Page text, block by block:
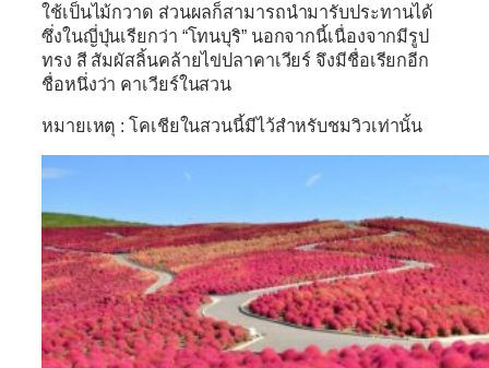
ใช้เป็นไม้กวาด ส่วนผลก็สามารถนำมารับประทานได้
ซึ่งในญี่ปุ่นเรียกว่า “โทนบุริ” นอกจากนี้เนื่องจากมีรูป
ทรง สี สัมผัสลิ้นคล้ายไข่ปลาคาเวียร์ จึงมีชื่อเรียกอีก
ชื่อหนึ่งว่า คาเวียร์ในสวน
หมายเหตุ : โคเชียในสวนนี้มีไว้สำหรับชมวิวเท่านั้น